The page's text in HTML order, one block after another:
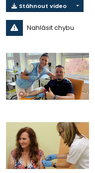
Stáhnout video
Nahlásit chybu